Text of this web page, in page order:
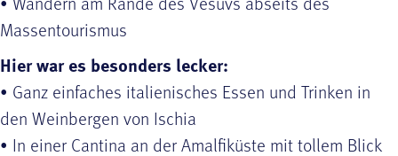
Massentourismus
Hier war es besonders lecker:
• Ganz einfaches italienisches Essen und Trinken in
den Weinbergen von Ischia
• In einer Cantina an der Amalfiküste mit tollem Blick